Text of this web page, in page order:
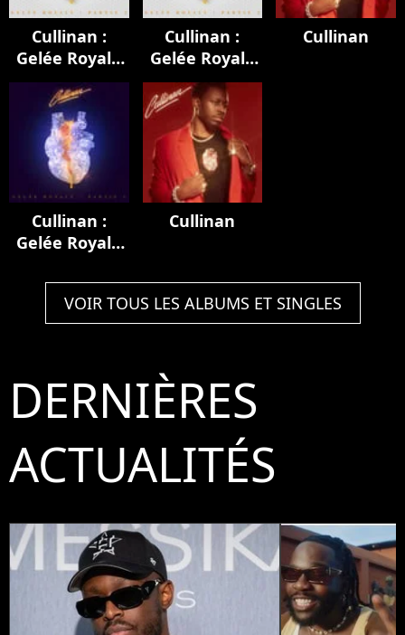
Cullinan :
Gelée Royale
(Partie 2)
Cullinan :
Gelée Royale
(Partie 2)
Cullinan
Cullinan :
Gelée Royale
Cullinan
VOIR TOUS LES ALBUMS ET SINGLES
DERNIÈRES
ACTUALITÉS